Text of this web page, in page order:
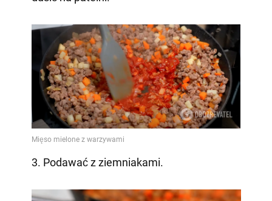
3. Podawać z ziemniakami.